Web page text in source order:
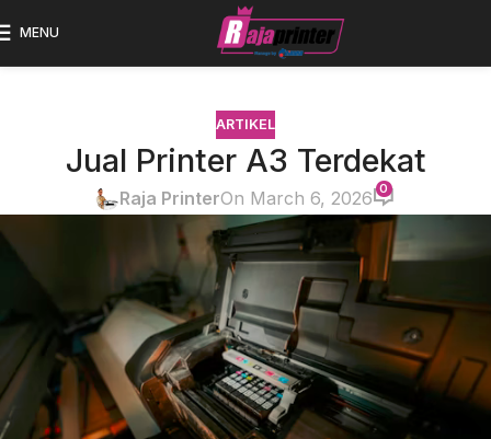
MENU
ARTIKEL
Jual Printer A3 Terdekat
Raja PrinterOn March 6, 2026 0